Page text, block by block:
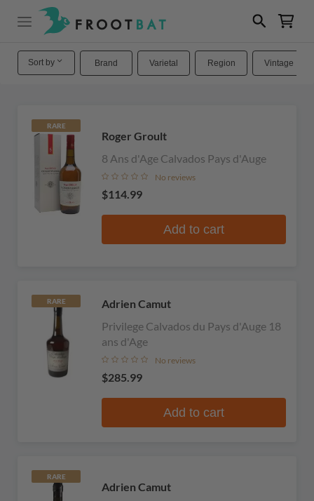
Sort by Brand Varietal Region Vintage
RARE
Roger Groult
8 Ans d'Age Calvados Pays d'Auge
No reviews
$114.99
Add to cart
RARE
Adrien Camut
Privilege Calvados du Pays d'Auge 18
ans d'Age
No reviews
$285.99
Add to cart
RARE
Adrien Camut